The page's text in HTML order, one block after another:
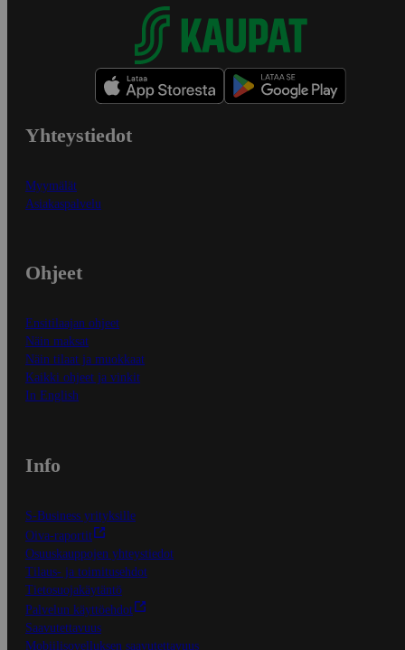
Yhteystiedot
Myymälät
Asiakaspalvelu
Ohjeet
Ensitilaajan ohjeet
Näin maksat
Näin tilaat ja muokkaat
Kaikki ohjeet ja vinkit
In English
Info
S-Business yrityksille
Oiva-raportit
Osuuskauppojen yhteystiedot
Tilaus- ja toimitusehdot
Tietosuojakäytäntö
Palvelun käyttöehdot
Saavutettavuus
Mobiilisovelluksen saavutettavuus